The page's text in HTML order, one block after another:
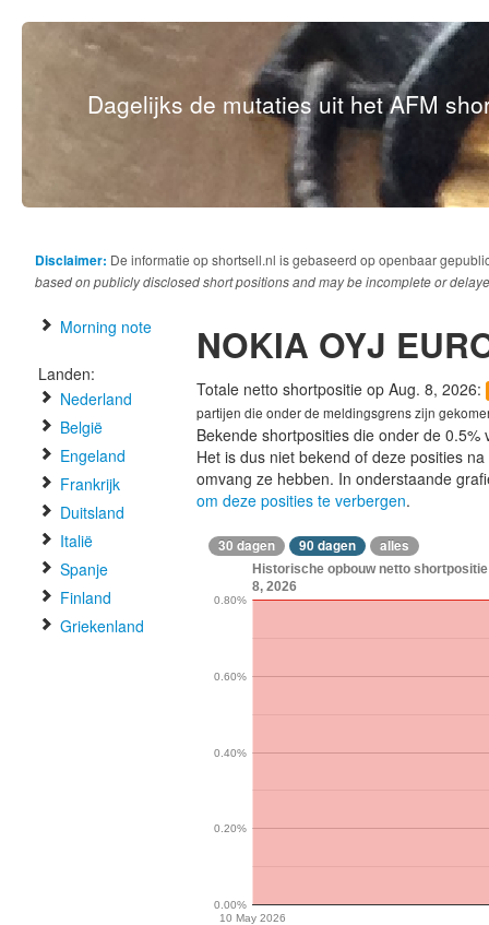
Dagelijks de mutaties uit het AFM
Disclaimer: De informatie op shortsell.nl is gebaseerd op openbaar
based on publicly disclosed short positions and may be incomplete or
Morning note
Landen:
Nederland
België
Engeland
Frankrijk
Duitsland
Italië
Spanje
Finland
Griekenland
NOKIA OYJ
Totale netto shortpositie op Aug. 8, 2026:
partijen die onder de meldingsgrens zijn
Bekende shortposities die onder de
Het is dus niet bekend of deze posities
omvang ze hebben. In onderstaande
om deze posities te verbergen.
30 dagen 90 dagen alles
Historische opbouw netto
8, 2026
10 May 2026
0.00%
0.20%
0.40%
0.60%
0.80%